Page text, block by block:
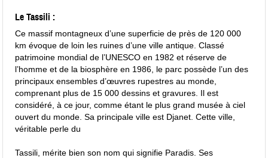
Le Tassili :
Ce massif montagneux d’une superficie de près de 120 000
km évoque de loin les ruines d’une ville antique. Classé
patrimoine mondial de l’UNESCO en 1982 et réserve de
l’homme et de la biosphère en 1986, le parc possède l’un des
principaux ensembles d’œuvres rupestres au monde,
comprenant plus de 15 000 dessins et gravures. Il est
considéré, à ce jour, comme étant le plus grand musée à ciel
ouvert du monde. Sa principale ville est Djanet. Cette ville,
véritable perle du
Tassili, mérite bien son nom qui signifie Paradis. Ses